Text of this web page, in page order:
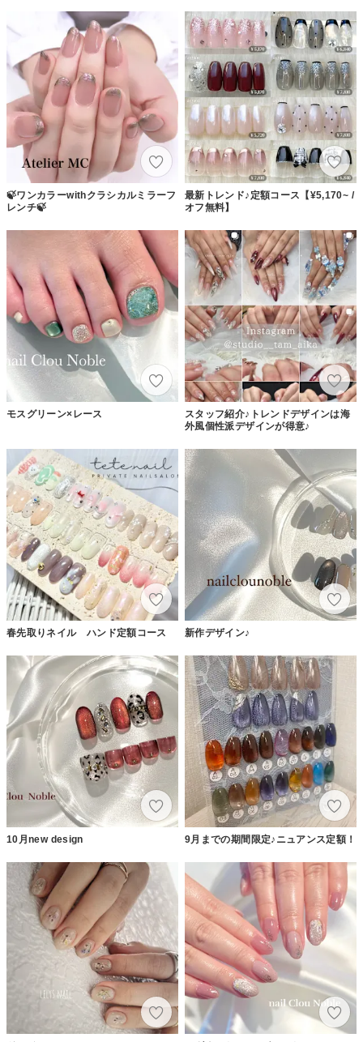
🍃ワンカラーwithクラシカルミラーフ
レンチ🍃
最新トレンド♪定額コース【¥5,170~ /
オフ無料】
モスグリーン×レース
スタッフ紹介♪トレンドデザインは海
外風個性派デザインが得意♪
春先取りネイル ハンド定額コース 新作デザイン♪
10月new design 9月までの期間限定♪ニュアンス定額！